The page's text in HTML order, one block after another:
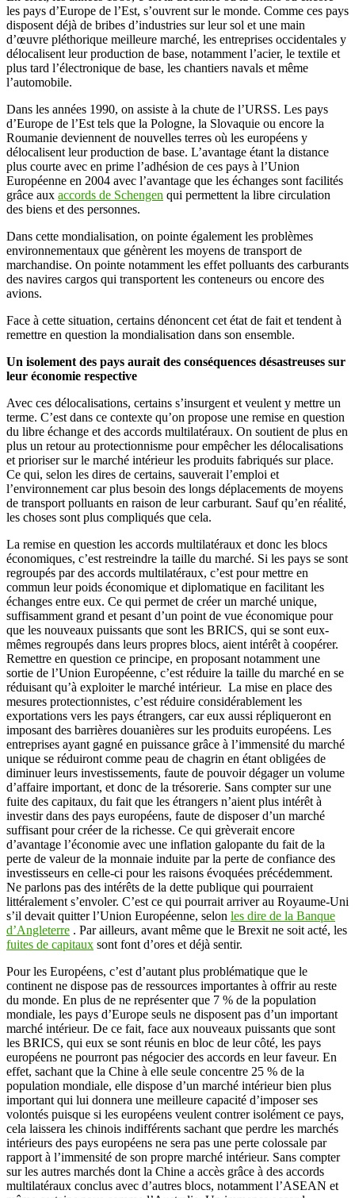
les pays d’Europe de l’Est, s’ouvrent sur le monde. Comme ces pays
disposent déjà de bribes d’industries sur leur sol et une main
d’œuvre pléthorique meilleure marché, les entreprises occidentales y
délocalisent leur production de base, notamment l’acier, le textile et
plus tard l’électronique de base, les chantiers navals et même
l’automobile.
Dans les années 1990, on assiste à la chute de l’URSS. Les pays
d’Europe de l’Est tels que la Pologne, la Slovaquie ou encore la
Roumanie deviennent de nouvelles terres où les européens y
délocalisent leur production de base. L’avantage étant la distance
plus courte avec en prime l’adhésion de ces pays à l’Union
Européenne en 2004 avec l’avantage que les échanges sont facilités
grâce aux accords de Schengen qui permettent la libre circulation
des biens et des personnes.
Dans cette mondialisation, on pointe également les problèmes
environnementaux que génèrent les moyens de transport de
marchandise. On pointe notamment les effet polluants des carburants
des navires cargos qui transportent les conteneurs ou encore des
avions.
Face à cette situation, certains dénoncent cet état de fait et tendent à
remettre en question la mondialisation dans son ensemble.
Un isolement des pays aurait des conséquences désastreuses sur
leur économie respective
Avec ces délocalisations, certains s’insurgent et veulent y mettre un
terme. C’est dans ce contexte qu’on propose une remise en question
du libre échange et des accords multilatéraux. On soutient de plus en
plus un retour au protectionnisme pour empêcher les délocalisations
et prioriser sur le marché intérieur les produits fabriqués sur place.
Ce qui, selon les dires de certains, sauverait l’emploi et
l’environnement car plus besoin des longs déplacements de moyens
de transport polluants en raison de leur carburant. Sauf qu’en réalité,
les choses sont plus compliqués que cela.
La remise en question les accords multilatéraux et donc les blocs
économiques, c’est restreindre la taille du marché. Si les pays se sont
regroupés par des accords multilatéraux, c’est pour mettre en
commun leur poids économique et diplomatique en facilitant les
échanges entre eux. Ce qui permet de créer un marché unique,
suffisamment grand et pesant d’un point de vue économique pour
que les nouveaux puissants que sont les BRICS, qui se sont eux-
mêmes regroupés dans leurs propres blocs, aient intérêt à coopérer.
Remettre en question ce principe, en proposant notamment une
sortie de l’Union Européenne, c’est réduire la taille du marché en se
réduisant qu’à exploiter le marché intérieur. La mise en place des
mesures protectionnistes, c’est réduire considérablement les
exportations vers les pays étrangers, car eux aussi répliqueront en
imposant des barrières douanières sur les produits européens. Les
entreprises ayant gagné en puissance grâce à l’immensité du marché
unique se réduiront comme peau de chagrin en étant obligées de
diminuer leurs investissements, faute de pouvoir dégager un volume
d’affaire important, et donc de la trésorerie. Sans compter sur une
fuite des capitaux, du fait que les étrangers n’aient plus intérêt à
investir dans des pays européens, faute de disposer d’un marché
suffisant pour créer de la richesse. Ce qui grèverait encore
d’avantage l’économie avec une inflation galopante du fait de la
perte de valeur de la monnaie induite par la perte de confiance des
investisseurs en celle-ci pour les raisons évoquées précédemment.
Ne parlons pas des intérêts de la dette publique qui pourraient
littéralement s’envoler. C’est ce qui pourrait arriver au Royaume-Uni
s’il devait quitter l’Union Européenne, selon les dire de la Banque
d’Angleterre . Par ailleurs, avant même que le Brexit ne soit acté, les
fuites de capitaux sont font d’ores et déjà sentir.
Pour les Européens, c’est d’autant plus problématique que le
continent ne dispose pas de ressources importantes à offrir au reste
du monde. En plus de ne représenter que 7 % de la population
mondiale, les pays d’Europe seuls ne disposent pas d’un important
marché intérieur. De ce fait, face aux nouveaux puissants que sont
les BRICS, qui eux se sont réunis en bloc de leur côté, les pays
européens ne pourront pas négocier des accords en leur faveur. En
effet, sachant que la Chine à elle seule concentre 25 % de la
population mondiale, elle dispose d’un marché intérieur bien plus
important qui lui donnera une meilleure capacité d’imposer ses
volontés puisque si les européens veulent contrer isolément ce pays,
cela laissera les chinois indifférents sachant que perdre les marchés
intérieurs des pays européens ne sera pas une perte colossale par
rapport à l’immensité de son propre marché intérieur. Sans compter
sur les autres marchés dont la Chine a accès grâce à des accords
multilatéraux conclus avec d’autres blocs, notamment l’ASEAN et